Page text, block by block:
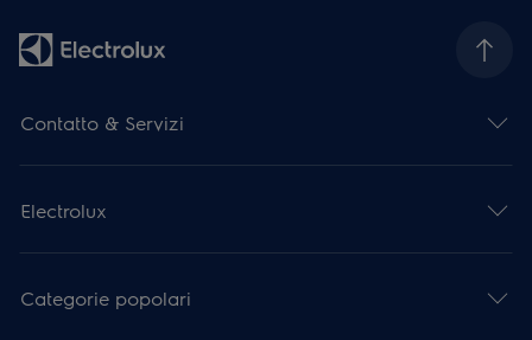
Contatto & Servizi
Electrolux
Categorie popolari